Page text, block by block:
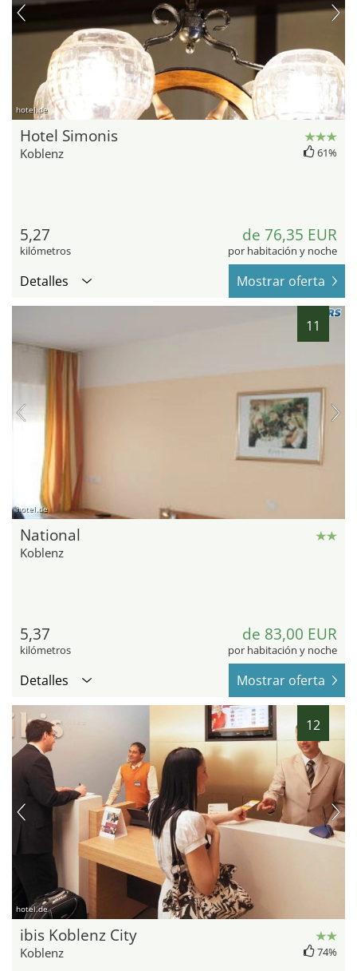
hotel.de
Hotel Simonis
Koblenz 61%
5,27
kilómetros
de 76,35 EUR
por habitación y noche
Detalles Mostrar oferta
11
hotel.de
National
Koblenz
5,37
kilómetros
de 83,00 EUR
por habitación y noche
Detalles Mostrar oferta
12
hotel.de
ibis Koblenz City
Koblenz 74%